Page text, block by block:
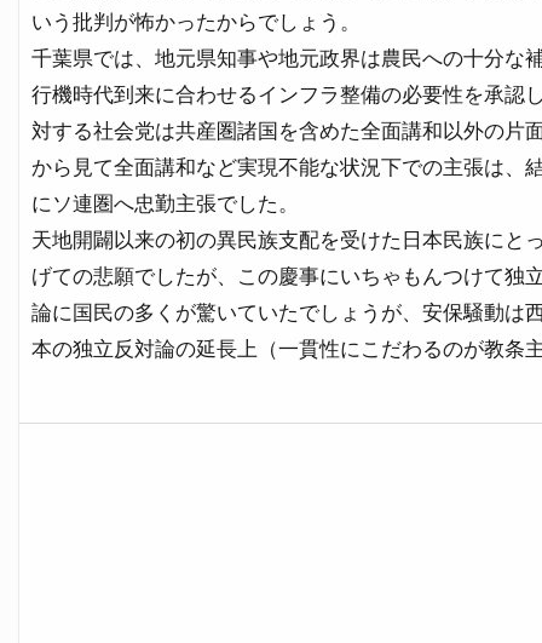
いう批判が怖かったからでしょう。
千葉県では、地元県知事や地元政界は農民への十分な
行機時代到来に合わせるインフラ整備の必要性を承認
対する社会党は共産圏諸国を含めた全面講和以外の
から見て全面講和など実現不能な状況下での主張は、
にソ連圏へ忠勤主張でした。
天地開闢以来の初の異民族支配を受けた日本民族にと
げての悲願でしたが、この慶事にいちゃもんつけて独
論に国民の多くが驚いていたでしょうが、安保騒動は
本の独立反対論の延長上 （一貫性にこだわるのが教条